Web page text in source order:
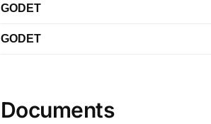
Étiquette
Longueur
GODET
Étiquette
Typologie
GODET
Longueur
Documents